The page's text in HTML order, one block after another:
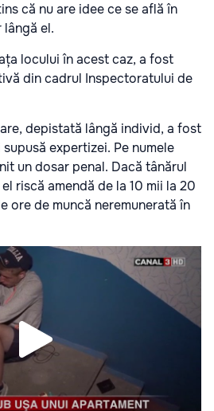
că nu are idee ce se află în
el.
locului în acest caz, a fost
din cadrul Inspectoratului de
depistată lângă individ, a fost
expertizei. Pe numele
un dosar penal. Dacă tânărul
riscă amendă de la 10 mii la 20
ore de muncă neremunerată în